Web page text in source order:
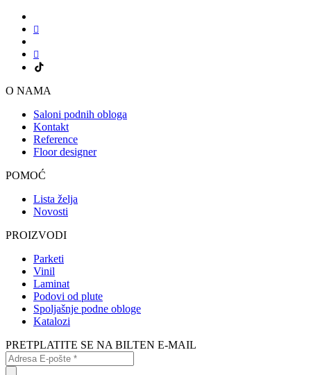
O NAMA
Saloni podnih obloga
Kontakt
Reference
Floor designer
POMOĆ
Lista želja
Novosti
PROIZVODI
Parketi
Vinil
Laminat
Podovi od plute
Spoljašnje podne obloge
Katalozi
PRETPLATITE SE NA BILTEN E-MAIL